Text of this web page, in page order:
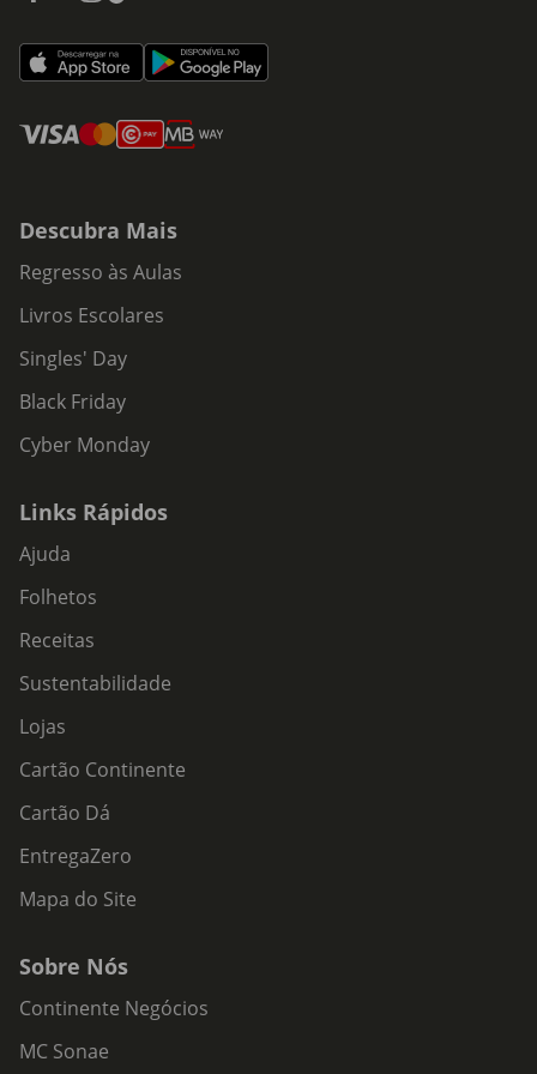
Descubra Mais
Regresso às Aulas
Livros Escolares
Singles' Day
Black Friday
Cyber Monday
Links Rápidos
Ajuda
Folhetos
Receitas
Sustentabilidade
Lojas
Cartão Continente
Cartão Dá
EntregaZero
Mapa do Site
Sobre Nós
Continente Negócios
MC Sonae